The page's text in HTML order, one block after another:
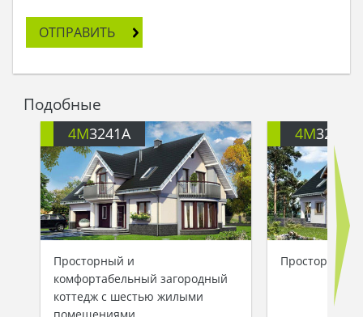
распакованные вещи, в воздухе летают мелкие
пылинки от только что законченного ремонта.
прелесть: вот он, мой дом, скажет она себе,
улыбаясь в огромное, как озеро, зеркало в
гостиной.
Рисунок был закончен. Вероника осталась
довольна: получилось отменно. Черно-белая
картинка заняла почетное место на ее столе, а
намерение сделать ее жилым домом – в ее
безграничной душе, наполненной творчеством
и светом…
ОТПРАВИТЬ
Подобные
4M3241A
Просторный и
комфортабельный загородный
коттедж с шестью жилыми
4M3274
Просторный